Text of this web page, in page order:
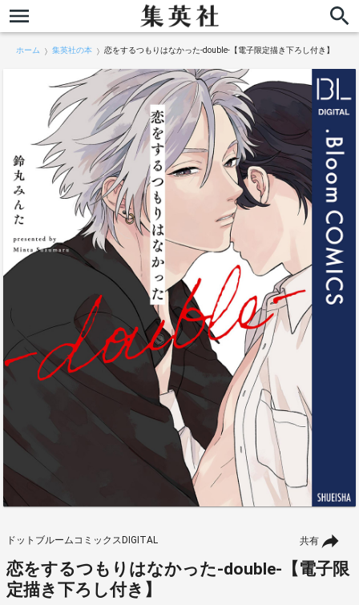
ホーム 集英社の本 恋をするつもりはなかった-double-【電子限定描き下ろし付き】
共有
ドットブルームコミックスDIGITAL
恋をするつもりはなかった-double-【電子限
定描き下ろし付き】